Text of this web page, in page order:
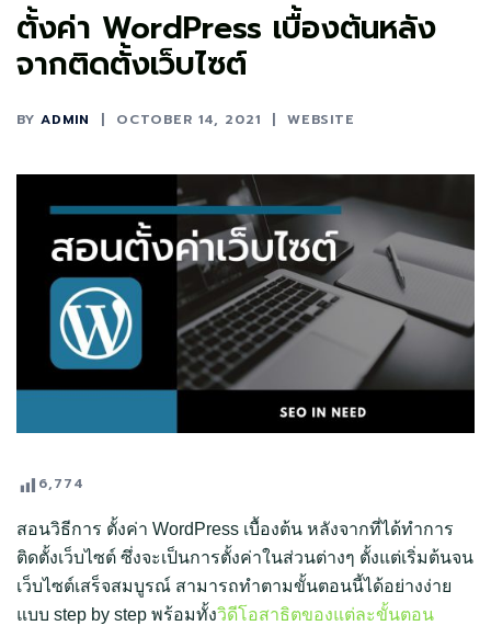
ตั้งค่า WordPress เบื้องต้นหลัง
จากติดตั้งเว็บไซต์
BY ADMIN OCTOBER 14, 2021 WEBSITE
6,774
สอนวิธีการ ตั้งค่า WordPress เบื้องต้น หลังจากที่ได้ทำการ
ติดตั้งเว็บไซต์ ซึ่งจะเป็นการตั้งค่าในส่วนต่างๆ ตั้งแต่เริ่มต้นจน
เว็บไซต์เสร็จสมบูรณ์ สามารถทำตามขั้นตอนนี้ได้อย่างง่าย
แบบ step by step พร้อมทั้งวิดีโอสาธิตของแต่ละขั้นตอน